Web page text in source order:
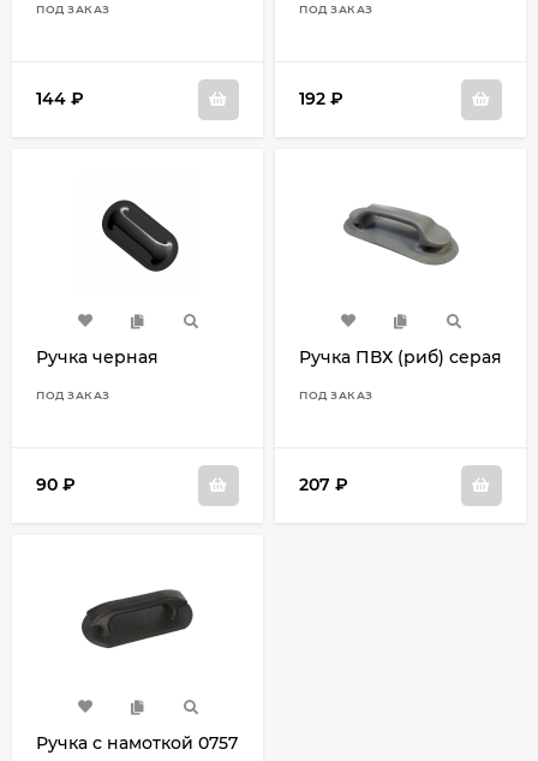
ПОД ЗАКАЗ
144 ₽
ПОД ЗАКАЗ
192 ₽
Ручка черная
ПОД ЗАКАЗ
90 ₽
Ручка ПВХ (риб) серая
ПОД ЗАКАЗ
207 ₽
Ручка с намоткой 0757